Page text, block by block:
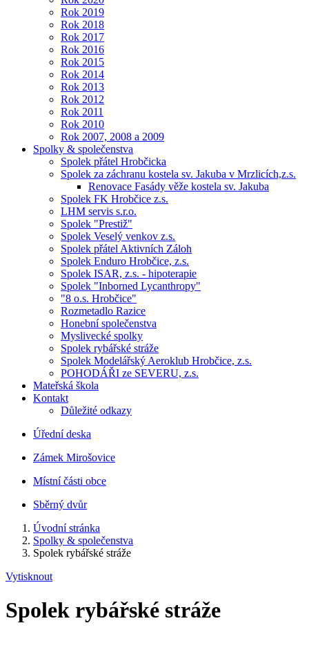
Rok 2019
Rok 2018
Rok 2017
Rok 2016
Rok 2015
Rok 2014
Rok 2013
Rok 2012
Rok 2011
Rok 2010
Rok 2007, 2008 a 2009
Spolky & společenstva
Spolek přátel Hrobčicka
Spolek za záchranu kostela sv. Jakuba v Mrzlicích,z.s.
Renovace Fasády věže kostela sv. Jakuba
Spolek FK Hrobčice z.s.
LHM servis s.r.o.
Spolek "Prestiž"
Spolek Veselý venkov z.s.
Spolek přátel Aktivních Záloh
Spolek Enduro Hrobčice, z.s.
Spolek ISAR, z.s. - hipoterapie
Spolek "Inborned Lycanthropy"
"8 o.s. Hrobčice"
Rozmetadlo Razice
Honební společenstva
Myslivecké spolky
Spolek rybářské stráže
Spolek Modelářský Aeroklub Hrobčice, z.s.
POHODÁŘI ze SEVERU, z.s.
Mateřská škola
Kontakt
Důležité odkazy
Úřední deska
Zámek Mirošovice
Místní části obce
Sběrný dvůr
Úvodní stránka
Spolky & společenstva
Spolek rybářské stráže
Vytisknout
Spolek rybářské stráže